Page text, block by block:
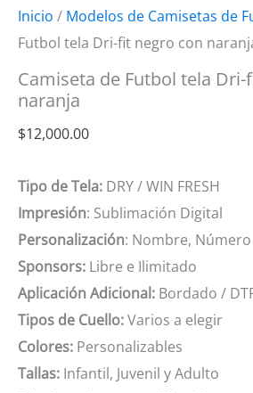
Inicio / Modelos de Camisetas de
Futbol tela Dri-fit negro con
Camiseta de Futbol tela
naranja
$12,000.00
Tipo de Tela: DRY / WIN FRESH
Impresión: Sublimación Digital
Personalización: Nombre, Número
Sponsors: Libre e Ilimitado
Aplicación Adicional: Bordado /
Tipos de Cuello:Varios a elegir
Colores: Personalizables
Tallas: Infantil, Juvenil y Adulto